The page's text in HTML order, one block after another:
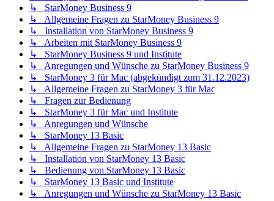
↳ StarMoney Business 9
↳ Allgemeine Fragen zu StarMoney Business 9
↳ Installation von StarMoney Business 9
↳ Arbeiten mit StarMoney Business 9
↳ StarMoney Business 9 und Institute
↳ Anregungen und Wünsche zu StarMoney Business 9
↳ StarMoney 3 für Mac (abgekündigt zum 31.12.2023)
↳ Allgemeine Fragen zu StarMoney 3 für Mac
↳ Fragen zur Bedienung
↳ StarMoney 3 für Mac und Institute
↳ Anregungen und Wünsche
↳ StarMoney 13 Basic
↳ Allgemeine Fragen zu StarMoney 13 Basic
↳ Installation von StarMoney 13 Basic
↳ Bedienung von StarMoney 13 Basic
↳ StarMoney 13 Basic und Institute
↳ Anregungen und Wünsche zu StarMoney 13 Basic